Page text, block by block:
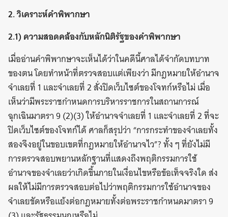
2. วิเคราะห์คำพิพากษา
2.1) ความสอดคล้องกับหลักนิติรัฐของคำพิพากษา
เมื่ออ่านคำพิพากษาจะเห็นได้ว่าในคดีนี้ศาลได้จำกัดบทบาท
ของตน โดยทำหน้าที่ตรวจสอบแต่เพียงว่า มีกฎหมายให้อำนาจ
จำเลยที่ 1 และจำเลยที่ 2 สั่งปิดเว็บไซต์ของโจทก์หรือไม่ เมื่อ
เห็นว่ามีพระราชกำหนดการบริหารราชการในสถานการณ์
ฉุกเฉินมาตรา 9 (2)(3) ให้อำนาจจำเลยที่ 1 และจำเลยที่ 2 ที่จะ
ปิดเว็บไซต์ของโจทก์ได้ ศาลก็สรุปว่า “การกระทำของจำเลยทั้ง
สองจึงอยู่ในขอบเขตที่กฎหมายให้อำนาจไว”? ทั้ง ๆ ที่ยังไม่มี
การตรวจสอบพยานหลักฐานที่แสดงถึงพฤติกรรมการใช้
อำนาจของจำเลยว่าเกิดขึ้นภายในเงื่อนไขหรือข้อเท็จจริงใด ส่ง
ผลให้ไม่มีการตรวจสอบต่อไปว่าพฤติกรรมการใช้อำนาจของ
จำเลยขัดหรือแย้งต่อกฎหมายทั้งต่อพระราชกำหนดมาตรา 9